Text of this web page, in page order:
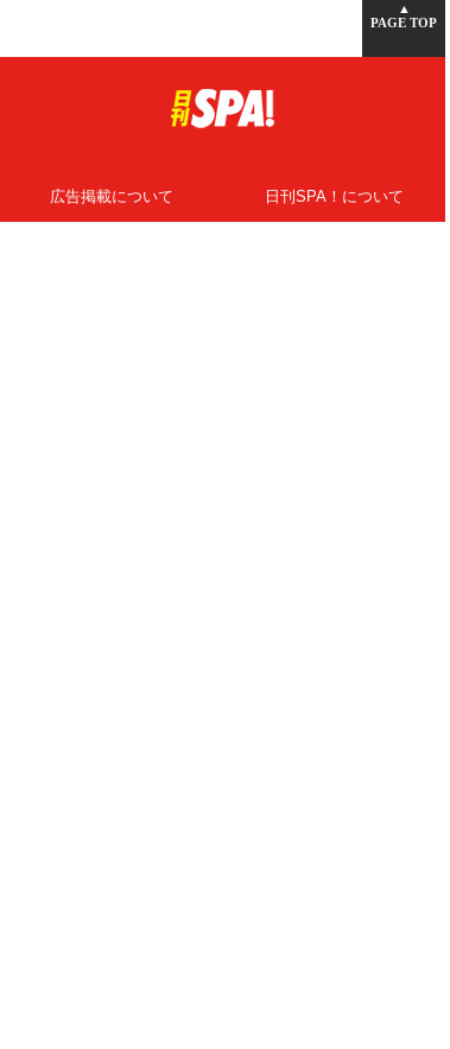
▲
PAGE TOP
広告掲載について 日刊SPA！について